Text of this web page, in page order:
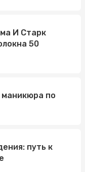
И Старк
50
по
путь к